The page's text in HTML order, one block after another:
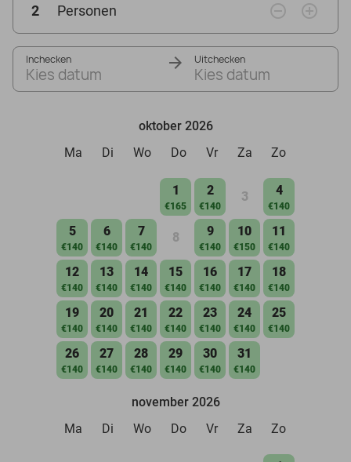
2 Personen remove_circle_outline add_circle_outline
Inchecken
Kies datum
Uitchecken
Kies datum
oktober 2026
Ma
Di Wo Do Vr Za Zo
1
€165
2
€140
3 4
€140
5
€140
6
€140
7
€140
8 9
€140
10
€150
11
€140
12
€140
13
€140
14
€140
15
€140
16
€140
17
€140
18
€140
19
€140
20
€140
21
€140
22
€140
23
€140
24
€140
25
€140
26
€140
27
€140
28
€140
29
€140
30
€140
31
€140
november 2026
Ma
Di Wo Do Vr Za Zo